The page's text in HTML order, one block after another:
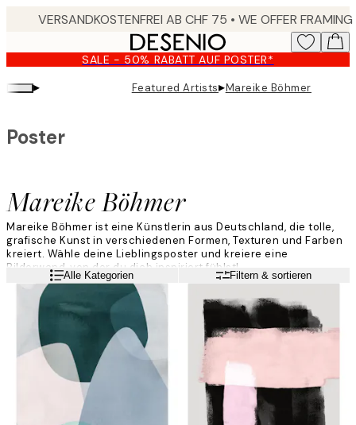
content.
SALE - 50% RABATT AUF POSTER*
▸ Featured Artists▸Mareike Böhmer
Mareike Böhmer
Poster
Mareike Böhmer ist eine Künstlerin aus Deutschland, die tolle,
grafische Kunst in verschiedenen Formen, Texturen und Farben
kreiert. Wähle deine Lieblingsposter und kreiere eine
Bilderwand, von der du dich inspiriert fühlst!
WeiterlesenAlle Kategorien Filtern & sortieren